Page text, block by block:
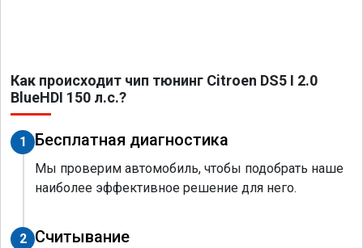
Как происходит чип тюнинг Citroen DS5 I 2.0
BlueHDI 150 л.с.?
1 Бесплатная диагностика
Мы проверим автомобиль, чтобы подобрать наше
наиболее эффективное решение для него.
2 Считывание